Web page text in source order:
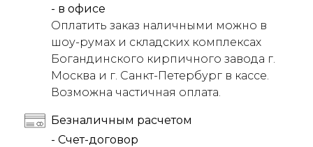
- в офисе
Оплатить заказ наличными можно в
шоу-румах и складских комплексах
Богандинского кирпичного завода г.
Москва и г. Санкт-Петербург в кассе.
Возможна частичная оплата.
Безналичным расчетом
- Счет-договор